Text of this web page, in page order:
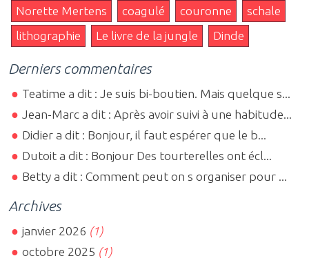
Norette Mertens
coagulé couronne
schale
lithographie
Le livre de la jungle Dinde
Derniers commentaires
Teatime a dit : Je suis bi-boutien. Mais quelque s...
Jean-Marc a dit : Après avoir suivi à une habitude...
Didier a dit : Bonjour, il faut espérer que le b...
Dutoit a dit : Bonjour Des tourterelles ont écl...
Betty a dit : Comment peut on s organiser pour ...
Archives
janvier 2026 (1)
octobre 2025 (1)